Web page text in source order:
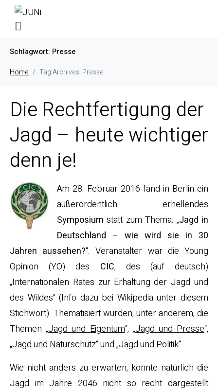
Schlagwort: Presse
Home Tag Archives: Presse
Die Rechtfertigung der
Jagd – heute wichtiger
denn je!
Am 28. Februar 2016 fand in Berlin ein
außerordentlich erhellendes
Symposium statt zum Thema: „Jagd in
Deutschland – wie wird sie in 30
Jahren aussehen?“. Veranstalter war die Young
Opinion (YO) des CIC, des (auf deutsch)
„Internationalen Rates zur Erhaltung der Jagd und
des Wildes“ (Info dazu bei Wikipedia unter diesem
Stichwort). Thematisiert wurden, unter anderem, die
Themen „Jagd und Eigentum“, „Jagd und Presse“,
„Jagd und Naturschutz“ und „Jagd und Politik“.
Wie nicht anders zu erwarten, konnte natürlich die
Jagd im Jahre 2046 nicht so recht dargestellt